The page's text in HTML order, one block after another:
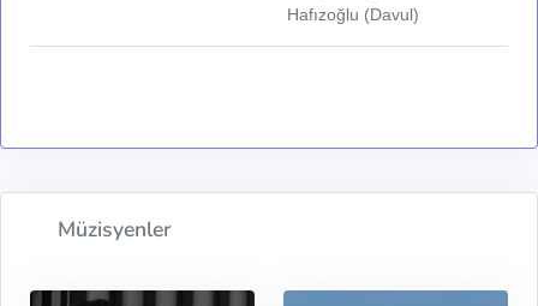
Hafızoğlu (Davul)
Müzisyenler